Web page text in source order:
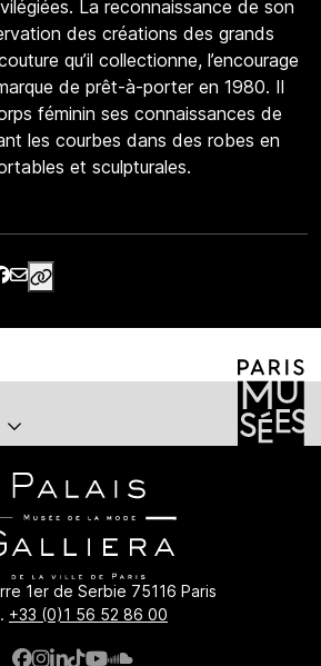
La reconnaissance de son
des créations des grands
qu’il collectionne, l’encourage
de prêt-à-porter en 1980. Il
féminin ses connaissances de
les courbes dans des robes en
et sculpturales.
https://
1er de Serbie 75116 Paris
+33 (0)1 56 52 86 00